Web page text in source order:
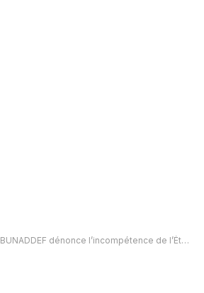
BUNADDEF dénonce l’incompétence de l’État haïtien à mettre fin aux violences des gangs armés sur les enfants